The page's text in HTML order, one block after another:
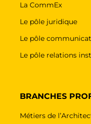
La CommEx
Le pôle juridique
Le pôle
Le pôle relations
BRANCHES
Métiers de